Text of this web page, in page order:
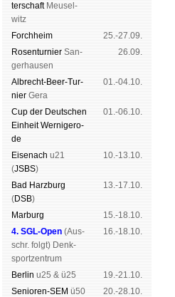
ter­schaftMeu­sel­
witz
Forch­heim
25.-27.09.
Rosen­tur­nier San­
ger­hau­sen
26.09.
Albrecht-Beer-Tur­
nier Ge­ra
01.-04.10.
Cup der Deut­schen
Ein­heit Wer­ni­ge­ro­
de
01.-06.10.
Eise­nach u21
(JSBS)
10.-13.10.
Bad Harz­burg
(DSB)
13.-17.10.
Mar­burg
15.-18.10.
4. SGL-Open (Aus­
schr. folgt) Denk­
sport­zen­trum
16.-18.10.
Ber­lin u25 & ü25
19.-21.10.
Senioren-SEM ü50
20.-28.10.